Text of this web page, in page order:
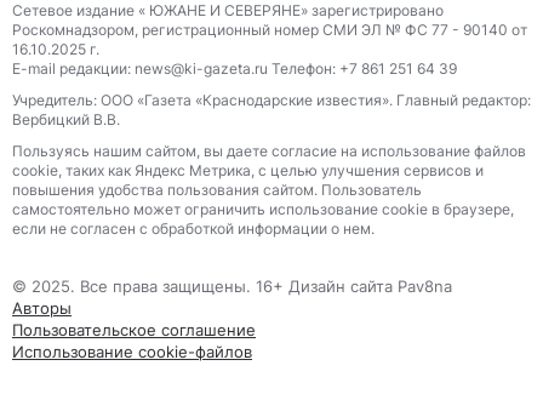
Сетевое издание « ЮЖАНЕ И СЕВЕРЯНЕ» зарегистрировано
Роскомнадзором, регистрационный номер СМИ ЭЛ № ФС 77 - 90140 от
16.10.2025 г.
E-mail редакции: news@ki-gazeta.ru Телефон: +7 861 251 64 39
Учредитель: ООО «Газета «Краснодарские известия». Главный редактор:
Вербицкий В.В.
Пользуясь нашим сайтом, вы даете согласие на использование файлов
сооkіе, таких как Яндекс Метрика, с целью улучшения сервисов и
повышения удобства пользования сайтом. Пользователь
самостоятельно может ограничить использование сооkіе в браузере,
если не согласен с обработкой информации о нем.
© 2025. Все права защищены. 16+ Дизайн сайта Pav8na
Авторы
Пользовательское соглашение
Использование cookie-файлов